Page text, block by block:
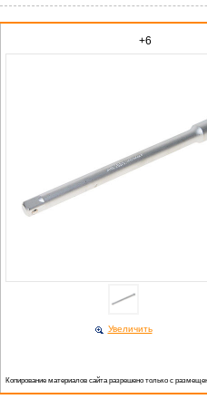
+6
Увеличить
Копирование материалов сайта разрешено только с